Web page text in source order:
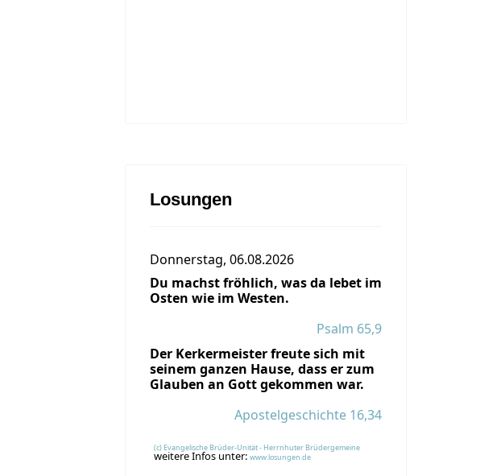
Losungen
Donnerstag, 06.08.2026
Du machst fröhlich, was da lebet im
Osten wie im Westen.
Psalm 65,9
Der Kerkermeister freute sich mit
seinem ganzen Hause, dass er zum
Glauben an Gott gekommen war.
Apostelgeschichte 16,34
(c) Evangelische Brüder-Unität - Herrnhuter Brüdergemeine
weitere Infos unter: www.losungen.de